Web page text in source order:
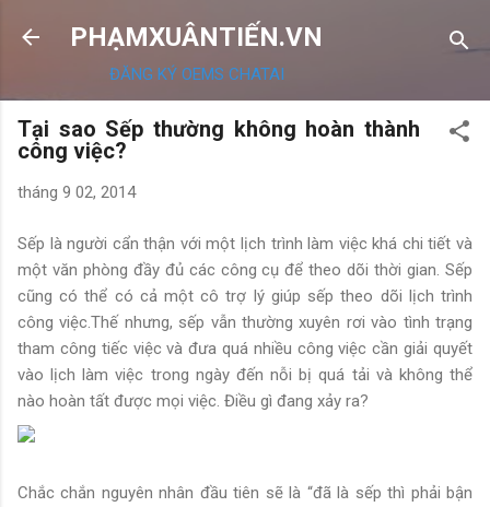
Chuyển đến nội dung chính
PHẠMXUÂNTIẾN.VN
ĐĂNG KÝ OEMS CHATAI
Tại sao Sếp thường không hoàn thành
công việc?
tháng 9 02, 2014
Sếp là người cẩn thận với một lịch trình làm việc khá chi tiết và
một văn phòng đầy đủ các công cụ để theo dõi thời gian. Sếp
cũng có thể có cả một cô trợ lý giúp sếp theo dõi lịch trình
công việc.Thế nhưng, sếp vẫn thường xuyên rơi vào tình trạng
tham công tiếc việc và đưa quá nhiều công việc cần giải quyết
vào lịch làm việc trong ngày đến nỗi bị quá tải và không thể
nào hoàn tất được mọi việc. Điều gì đang xảy ra?
Chắc chắn nguyên nhân đầu tiên sẽ là “đã là sếp thì phải bận